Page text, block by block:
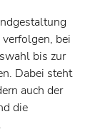
bei
bis zur
Dabei steht
auch der
die